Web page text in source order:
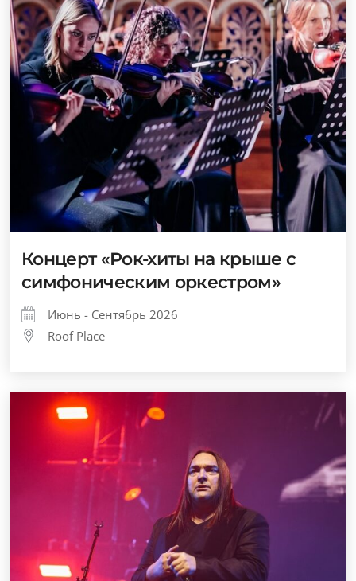
Концерт «Рок-хиты на крыше с
симфоническим оркестром»
Июнь - Сентябрь 2026
Roof Place